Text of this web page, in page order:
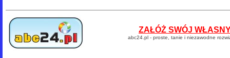
ZAŁÓŻ SWÓJ
abc24.pl - proste, tanie i niezawodne